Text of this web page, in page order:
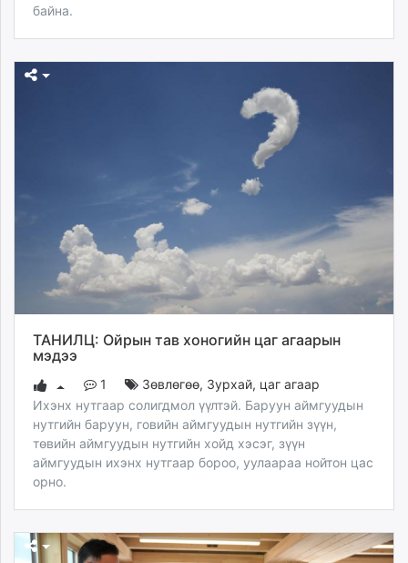
байна.
ТАНИЛЦ: Ойрын тав хоногийн цаг агаарын
мэдээ
1 Зөвлөгөө, Зурхай, цаг агаар
Ихэнх нутгаар солигдмол үүлтэй. Баруун аймгуудын
нутгийн баруун, говийн аймгуудын нутгийн зүүн,
төвийн аймгуудын нутгийн хойд хэсэг, зүүн
аймгуудын ихэнх нутгаар бороо, уулаараа нойтон цас
орно.